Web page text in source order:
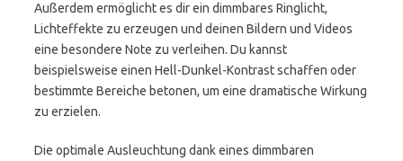
Außerdem ermöglicht es dir ein dimmbares Ringlicht,
Lichteffekte zu erzeugen und deinen Bildern und Videos
eine besondere Note zu verleihen. Du kannst
beispielsweise einen Hell-Dunkel-Kontrast schaffen oder
bestimmte Bereiche betonen, um eine dramatische Wirkung
zu erzielen.
Die optimale Ausleuchtung dank eines dimmbaren